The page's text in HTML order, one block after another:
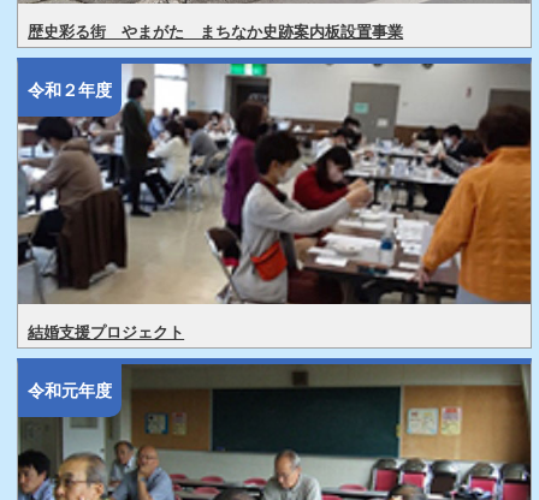
歴史彩る街 やまがた まちなか史跡案内板設置事業
令和２年度
結婚支援プロジェクト
令和元年度